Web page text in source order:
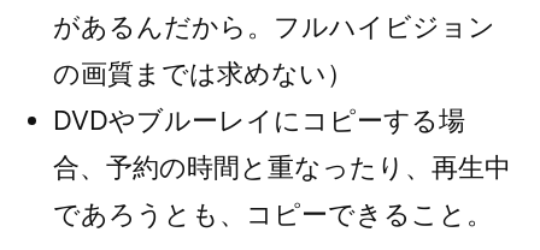
があるんだから。フルハイビジョン
の画質までは求めない）
DVDやブルーレイにコピーする場
合、予約の時間と重なったり、再生中
であろうとも、コピーできること。